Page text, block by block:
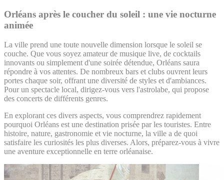
Orléans après le coucher du soleil : une vie nocturne
animée
La ville prend une toute nouvelle dimension lorsque le soleil se
couche. Que vous soyez amateur de musique live, de cocktails
innovants ou simplement d'une soirée détendue, Orléans saura
répondre à vos attentes. De nombreux bars et clubs ouvrent leurs
portes chaque soir, offrant une diversité de styles et d'ambiances.
Pour un spectacle local, dirigez-vous vers l'astrolabe, qui propose
des concerts de différents genres.
En explorant ces divers aspects, vous comprendrez rapidement
pourquoi Orléans est une destination prisée par les touristes. Entre
histoire, nature, gastronomie et vie nocturne, la ville a de quoi
satisfaire les curiosités les plus diverses. Alors, préparez-vous à vivre
une aventure exceptionnelle en terre orléanaise.